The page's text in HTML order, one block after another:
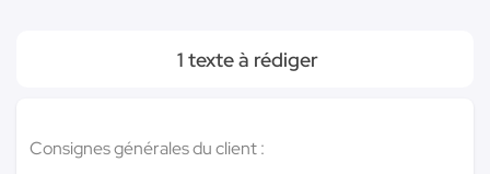
1 texte à rédiger
Consignes générales du client :